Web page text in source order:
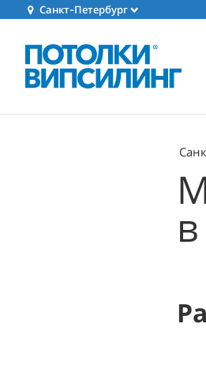
Санкт-Петербург